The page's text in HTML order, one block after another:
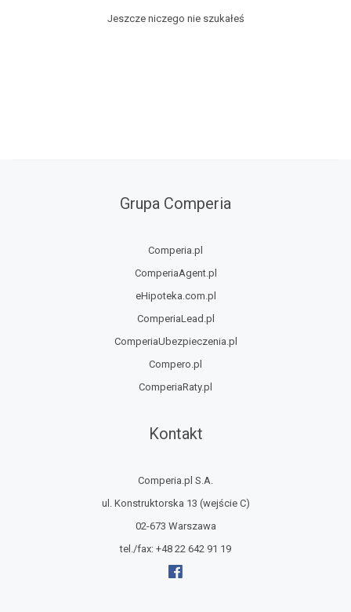
Jeszcze niczego nie szukałeś
Grupa Comperia
Comperia.pl
ComperiaAgent.pl
eHipoteka.com.pl
ComperiaLead.pl
ComperiaUbezpieczenia.pl
Compero.pl
ComperiaRaty.pl
Kontakt
Comperia.pl S.A.
ul. Konstruktorska 13 (wejście C)
02-673 Warszawa
tel./fax: +48 22 642 91 19